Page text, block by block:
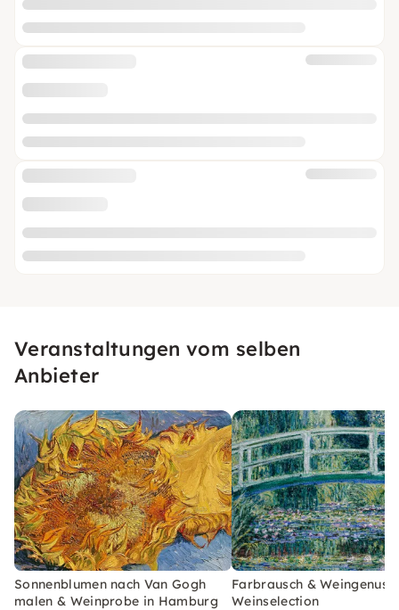
Veranstaltungen vom selben
Anbieter
Sonnenblumen nach Van Gogh
malen & Weinprobe in Hamburg
Farbrausch & Weingenuss
Weinselection